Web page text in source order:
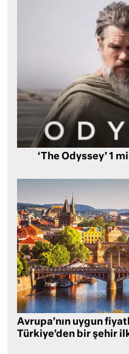
‘The Odyssey’ 1
Avrupa’nın uygun
Türkiye’den bir şehir